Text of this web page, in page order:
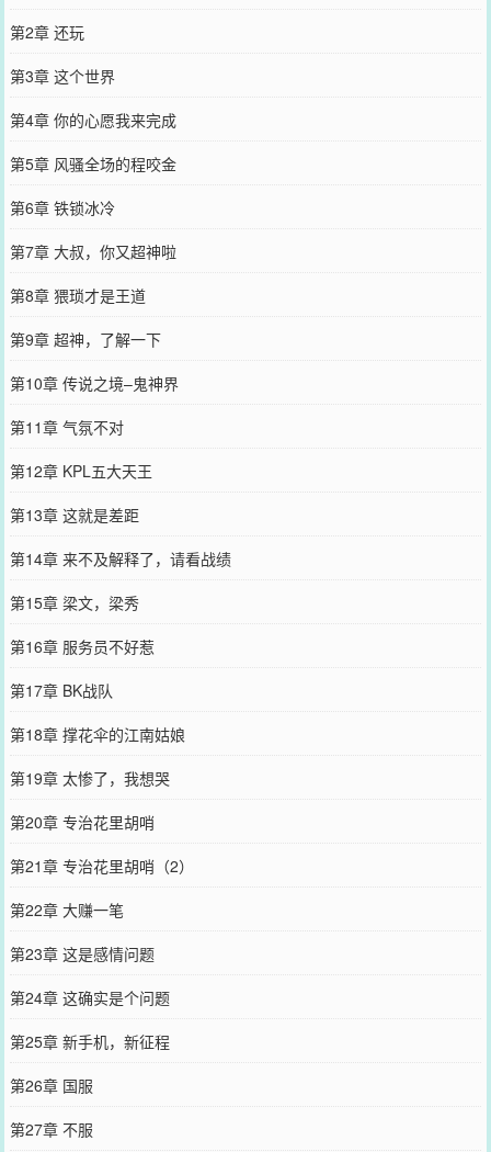
第2章 还玩
第3章 这个世界
第4章 你的心愿我来完成
第5章 风骚全场的程咬金
第6章 铁锁冰冷
第7章 大叔，你又超神啦
第8章 猥琐才是王道
第9章 超神，了解一下
第10章 传说之境–鬼神界
第11章 气氛不对
第12章 KPL五大天王
第13章 这就是差距
第14章 来不及解释了，请看战绩
第15章 梁文，梁秀
第16章 服务员不好惹
第17章 BK战队
第18章 撑花伞的江南姑娘
第19章 太惨了，我想哭
第20章 专治花里胡哨
第21章 专治花里胡哨（2）
第22章 大赚一笔
第23章 这是感情问题
第24章 这确实是个问题
第25章 新手机，新征程
第26章 国服
第27章 不服